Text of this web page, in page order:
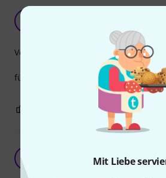
Mit Liebe
für den Preis wirklich klasse!
Verarbeitung
BEWERTUNG MELDEN
JakobHav